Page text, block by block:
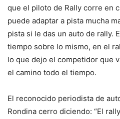
que el piloto de Rally corre en
puede adaptar a pista mucha
pista si le das un auto de rally.
tiempo sobre lo mismo, en el
lo que dejo el competidor que
el camino todo el tiempo.
El reconocido periodista de
Rondina cerro diciendo: “El